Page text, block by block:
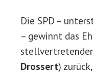
Die SPD –
– gewinnt das
Drossert)